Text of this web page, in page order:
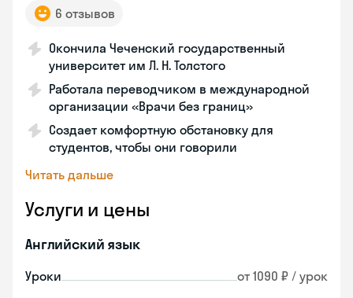
6 отзывов
Окончила Чеченский государственный
университет им Л. Н. Толстого
Работала переводчиком в международной
организации «Врачи без границ»
Создает комфортную обстановку для
студентов, чтобы они говорили
Читать дальше
Услуги и цены
Английский язык
Уроки от 1090 ₽ / урок